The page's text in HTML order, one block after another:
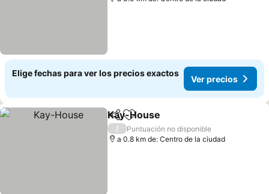
Elige fechas para ver los precios exactos
Ver precios
CompartirAgregar a favoritos
Kay-House
/
Puntuación no disponible
a 0.8 km de: Centro de la ciudad